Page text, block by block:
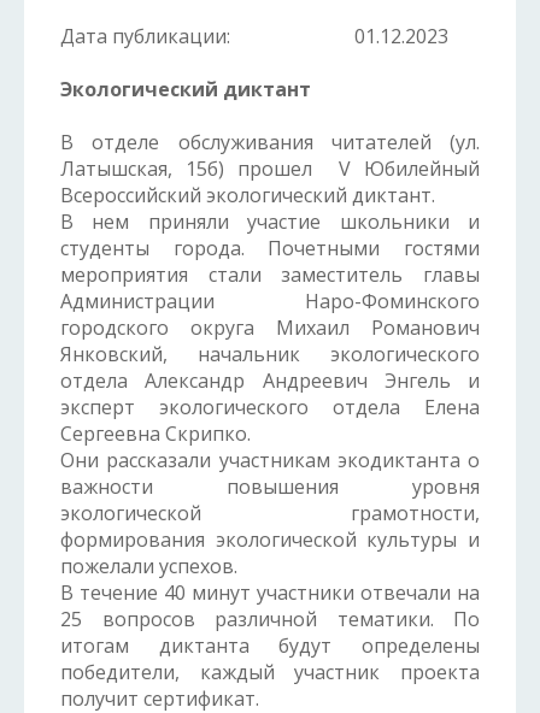
Дата публикации:
01.12.2023
Экологический диктант
В отделе обслуживания читателей (ул.
Латышская, 15б) прошел V Юбилейный
Всероссийский экологический диктант.
В нем приняли участие школьники и
студенты города. Почетными гостями
мероприятия стали заместитель главы
Администрации Наро-Фоминского
городского округа Михаил Романович
Янковский, начальник экологического
отдела Александр Андреевич Энгель и
эксперт экологического отдела Елена
Сергеевна Скрипко.
Они рассказали участникам экодиктанта о
важности повышения уровня
экологической грамотности,
формирования экологической культуры и
пожелали успехов.
В течение 40 минут участники отвечали на
25 вопросов различной тематики. По
итогам диктанта будут определены
победители, каждый участник проекта
получит сертификат.